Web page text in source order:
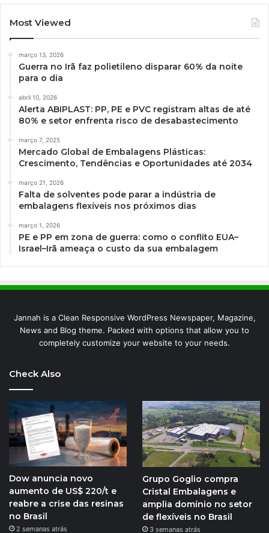
Most Viewed
março 13, 2026
Guerra no Irã faz polietileno disparar 60% da noite
para o dia
abril 10, 2026
Alerta ABIPLAST: PP, PE e PVC registram altas de até
80% e setor enfrenta risco de desabastecimento
março 7, 2025
Mercado Global de Embalagens Plásticas:
Crescimento, Tendências e Oportunidades até 2034
março 21, 2026
Falta de solventes pode parar a indústria de
embalagens flexíveis nos próximos dias
março 1, 2026
PE e PP em zona de guerra: como o conflito EUA–
Israel–Irã ameaça o custo da sua embalagem
Jannah is a Clean Responsive WordPress Newspaper, Magazine,
News and Blog theme. Packed with options that allow you to
completely customize your website to your needs.
Check Also
Dow anuncia novo
aumento de US$ 220/t e
reabre a crise das resinas
no Brasil
2 semanas atrás
Grupo Goglio compra
Cristal Embalagens e
amplia domínio no setor
de flexíveis no Brasil
3 semanas atrás